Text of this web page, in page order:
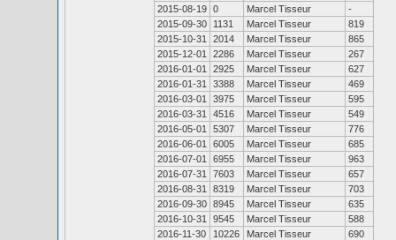
2015-08-19 0 Marcel Tisseur
-
2015-09-30
1131 Marcel Tisseur
819
2015-10-31
2014 Marcel Tisseur
865
2015-12-01
2286 Marcel Tisseur
267
2016-01-01
2925 Marcel Tisseur
627
2016-01-31
3388 Marcel Tisseur
469
2016-03-01
3975 Marcel Tisseur
595
2016-03-31
4516 Marcel Tisseur
549
2016-05-01
5307 Marcel Tisseur
776
2016-06-01
6005 Marcel Tisseur
685
2016-07-01
6955 Marcel Tisseur
963
2016-07-31
7603 Marcel Tisseur
657
2016-08-31
8319 Marcel Tisseur
703
2016-09-30 8945 Marcel Tisseur
635
2016-10-31
9545 Marcel Tisseur
588
2016-11-30
10226 Marcel Tisseur
690